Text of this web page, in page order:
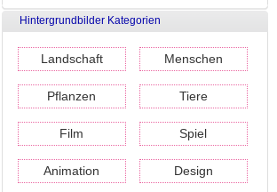
Hintergrundbilder Kategorien
Landschaft Menschen
Pflanzen Tiere
Film Spiel
Animation Design